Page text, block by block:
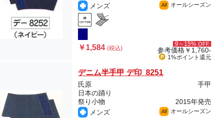
メンズ
All オールシーズン
￥1,584(税込)
9～15% OFF
参考価格￥1,760-
1%ポイント 還元
デニム半手甲 デ印 8251
氏原
手甲
日本の踊り
祭り小物
2015年発売
メンズ
All オールシーズン